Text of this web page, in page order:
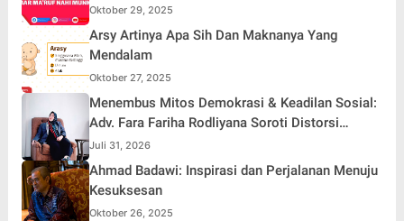
Oktober 29, 2025
Arsy Artinya Apa Sih Dan Maknanya Yang
Mendalam
Oktober 27, 2025
Menembus Mitos Demokrasi & Keadilan Sosial:
Adv. Fara Fariha Rodliyana Soroti Distorsi
Simpati Publik dan Aksi Main Hakim Sendiri
Juli 31, 2026
Ahmad Badawi: Inspirasi dan Perjalanan Menuju
Kesuksesan
Oktober 26, 2025